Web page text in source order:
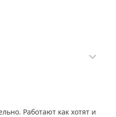
Работают как хотят и